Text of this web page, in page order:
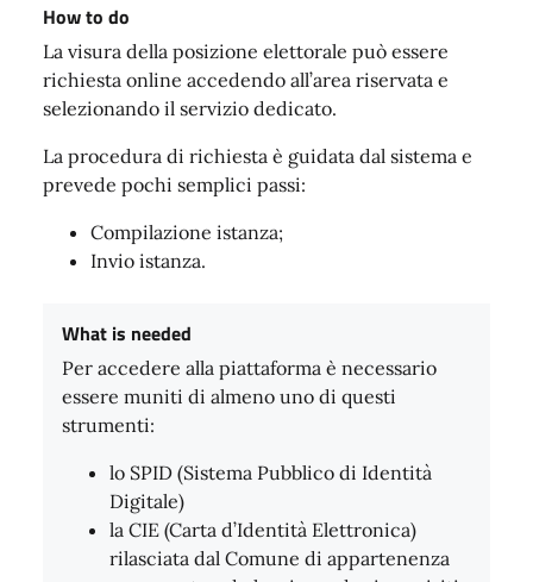
How to do
La visura della posizione elettorale può essere
richiesta online accedendo all’area riservata e
selezionando il servizio dedicato.
La procedura di richiesta è guidata dal sistema e
prevede pochi semplici passi:
Compilazione istanza;
Invio istanza.
What is needed
Per accedere alla piattaforma è necessario
essere muniti di almeno uno di questi
strumenti:
lo SPID (Sistema Pubblico di Identità
Digitale)
la CIE (Carta d’Identità Elettronica)
rilasciata dal Comune di appartenenza